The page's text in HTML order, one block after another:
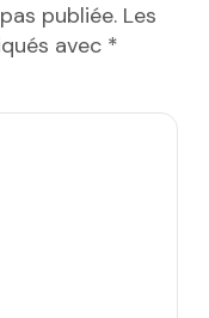
publiée. Les
avec *